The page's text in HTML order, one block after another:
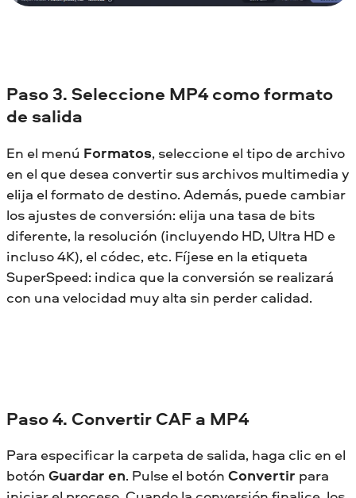
Paso 3. Seleccione MP4 como formato
de salida
En el menú Formatos, seleccione el tipo de archivo
en el que desea convertir sus archivos multimedia y
elija el formato de destino. Además, puede cambiar
los ajustes de conversión: elija una tasa de bits
diferente, la resolución (incluyendo HD, Ultra HD e
incluso 4K), el códec, etc. Fíjese en la etiqueta
SuperSpeed: indica que la conversión se realizará
con una velocidad muy alta sin perder calidad.
Paso 4. Convertir CAF a MP4
Para especificar la carpeta de salida, haga clic en el
botón Guardar en. Pulse el botón Convertir para